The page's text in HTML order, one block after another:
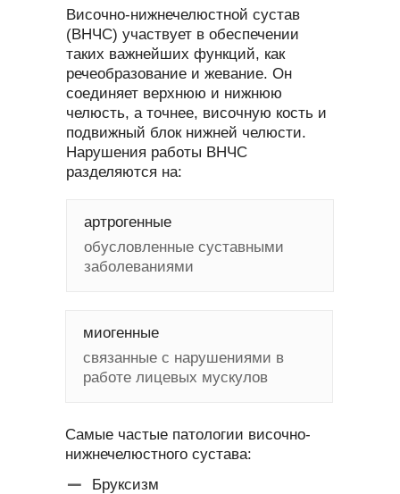
Самые частые патологии височно-
нижнечелюстного сустава:
Височно-нижнечелюстной сустав
(ВНЧС) участвует в обеспечении
таких важнейших функций, как
речеобразование и жевание. Он
соединяет верхнюю и нижнюю
челюсть, а точнее, височную кость и
подвижный блок нижней челюсти.
Нарушения работы ВНЧС
разделяются на:
миогенные
связанные с нарушениями в
работе лицевых мускулов
артрогенные
Бруксизм
обусловленные суставными
заболеваниями